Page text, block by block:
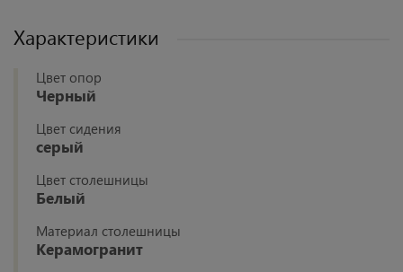
Характеристики
Цвет опор
Черный
Цвет сидения
серый
Цвет столешницы
Белый
Материал столешницы
Керамогранит